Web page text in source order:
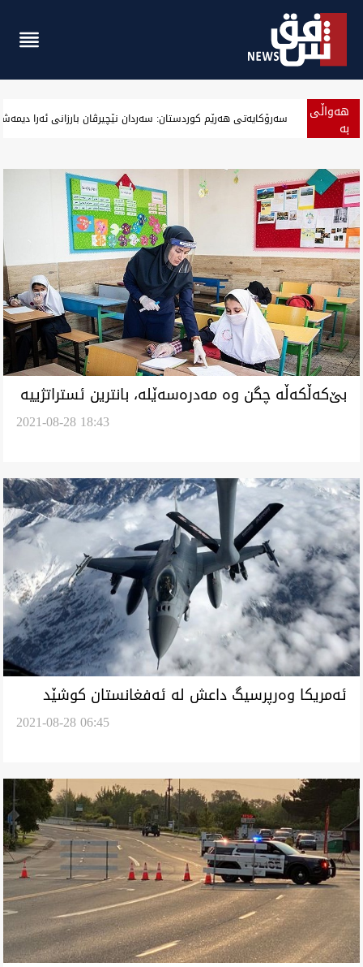
هەواڵی
بە ‏بەرزەوبوین نرخ دۆلار لە بەغداد و جیگیربوینی لە هەولێر وەگەرد
بێ‌کەڵکەڵە چگن وە مەدرەسەێلە، بانترین ئستراتژییە
2021-08-28 18:43
ئەمریکا وەرپرسیگ داعش لە ئەفغانستان کوشێد
2021-08-28 06:45